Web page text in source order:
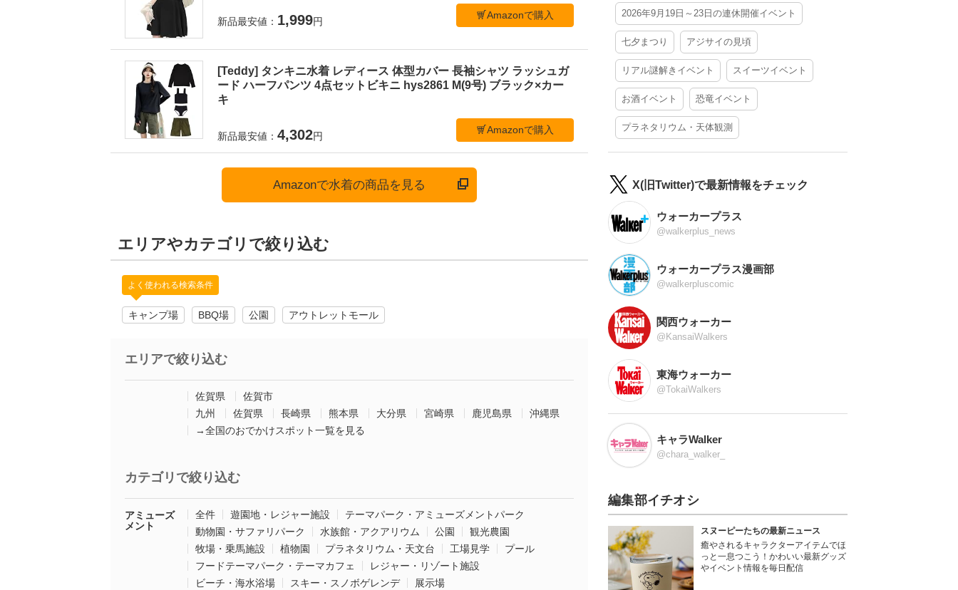
新品最安値： 1,999円
Amazonで購入
[Teddy] タンキニ水着 レディース 体型カバー 長袖シャツ ラッシュガ
ード ハーフパンツ 4点セットビキニ hys2861 M(9号) ブラック×カー
キ
新品最安値： 4,302円
Amazonで購入
Amazonで水着の商品を見る
エリアやカテゴリで絞り込む
よく使われる検索条件
キャンプ場 BBQ場 公園 アウトレットモール
エリアで絞り込む
佐賀県
佐賀市
九州
佐賀県 長崎県 熊本県 大分県 宮崎県 鹿児島県
沖縄県
→全国のおでかけスポット一覧を見る
カテゴリで絞り込む
アミューズ
メント
全件 遊園地・レジャー施設
テーマパーク・アミューズメントパーク
動物園・サファリパーク
水族館・アクアリウム 公園
観光農園
牧場・乗馬施設
植物園 プラネタリウム・天文台 工場見学
プール
フードテーマパーク・テーマカフェ
レジャー・リゾート施設
ビーチ・海水浴場
スキー・スノボゲレンデ
展示場
2026年9月19日～23日の連休開催イベント
七夕まつり アジサイの見頃
リアル謎解きイベント スイーツイベント
お酒イベント 恐竜イベント
プラネタリウム・天体観測
X(旧Twitter)で最新情報をチェック
ウォーカープラス
@walkerplus_news
ウォーカープラス漫画部
@walkerpluscomic
関西ウォーカー
@KansaiWalkers
東海ウォーカー
@TokaiWalkers
キャラWalker
@chara_walker_
編集部イチオシ
スヌーピーたちの最新ニュース
癒やされるキャラクターアイテムでほ
っと一息つこう！かわいい最新グッズ
やイベント情報を毎日配信